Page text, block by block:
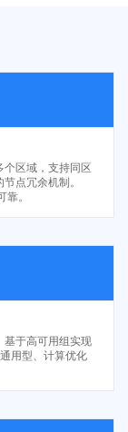
区域，支持同区
点冗余机制。
。
基于高可用组实现
用型、计算优化